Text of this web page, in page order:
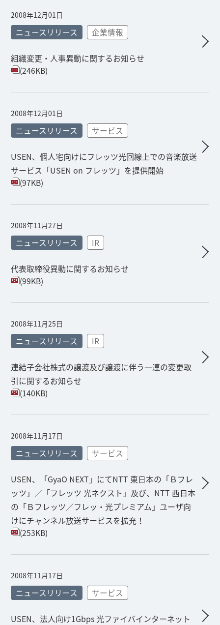
2008年12月01日
ニュースリリース 企業情報
組織変更・人事異動に関するお知らせ
(246KB)
2008年12月01日
ニュースリリース サービス
USEN、個人宅向けにフレッツ光回線上での音楽放送
サービス「USEN on フレッツ」を提供開始
(97KB)
2008年11月27日
ニュースリリース IR
代表取締役異動に関するお知らせ
(99KB)
2008年11月25日
ニュースリリース IR
連結子会社株式の譲渡及び譲渡に伴う一連の変更取
引に関するお知らせ
(140KB)
2008年11月17日
ニュースリリース サービス
USEN、「GyaO NEXT」にてNTT 東日本の「Ｂフレ
ッツ」／「フレッツ 光ネクスト」及び、NTT 西日本
の「Ｂフレッツ／フレッ・光プレミアム」ユーザ向
けにチャンネル放送サービスを拡充！
(253KB)
2008年11月17日
ニュースリリース サービス
USEN、法人向け1Gbps 光ファイバインターネット